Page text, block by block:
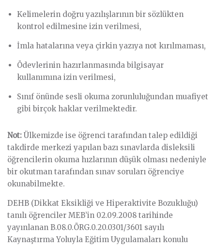
Kelimelerin doğru yazılışlarının bir sözlükten
kontrol edilmesine izin verilmesi,
İmla hatalarına veya çirkin yazıya not kırılmaması,
Ödevlerinin hazırlanmasında bilgisayar
kullanımına izin verilmesi,
Sınıf önünde sesli okuma zorunluluğundan muafiyet
gibi birçok haklar verilmektedir.
Not: Ülkemizde ise öğrenci tarafından talep edildiği
takdirde merkezi yapılan bazı sınavlarda disleksili
öğrencilerin okuma hızlarının düşük olması nedeniyle
bir okutman tarafından sınav soruları öğrenciye
okunabilmekte.
DEHB (Dikkat Eksikliği ve Hiperaktivite Bozukluğu)
tanılı öğrenciler MEB’in 02.09.2008 tarihinde
yayınlanan B.08.0.ÖRG.0.20.0301/3601 sayılı
Kaynaştırma Yoluyla Eğitim Uygulamaları konulu